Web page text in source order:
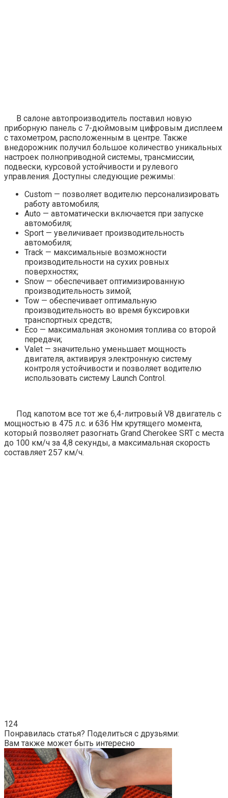
В салоне автопроизводитель поставил новую
приборную панель с 7-дюймовым цифровым дисплеем
с тахометром, расположенным в центре. Также
внедорожник получил большое количество уникальных
настроек полноприводной системы, трансмиссии,
подвески, курсовой устойчивости и рулевого
управления. Доступны следующие режимы:
Custom — позволяет водителю персонализировать
работу автомобиля;
Auto — автоматически включается при запуске
автомобиля;
Sport — увеличивает производительность
автомобиля;
Track — максимальные возможности
производительности на сухих ровных
поверхностях;
Snow — обеспечивает оптимизированную
производительность зимой;
Tow — обеспечивает оптимальную
производительность во время буксировки
транспортных средств;
Eco — максимальная экономия топлива со второй
передачи;
Valet — значительно уменьшает мощность
двигателя, активируя электронную систему
контроля устойчивости и позволяет водителю
использовать систему Launch Control.
Под капотом все тот же 6,4-литровый V8 двигатель с
мощностью в 475 л.с. и 636 Нм крутящего момента,
который позволяет разогнать Grand Cherokee SRT с места
до 100 км/ч за 4,8 секунды, а максимальная скорость
составляет 257 км/ч.
124
Понравилась статья? Поделиться с друзьями:
Вам также может быть интересно